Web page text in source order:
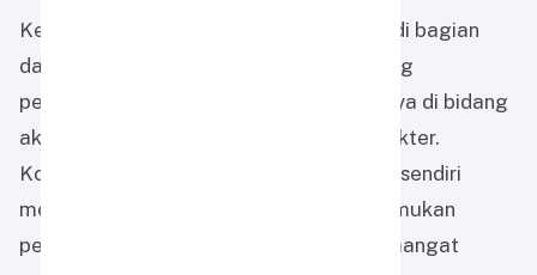
Keikutsertaan dua atlet muda ini menjadi bagian
dari komitmen sekolah dalam mendukung
pengembangan potensi siswa, tidak hanya di bidang
akademik tetapi juga olahraga dan karakter.
Kompetisi Muhammadiyah Games 2026 sendiri
menjadi ajang perdana yang mempertemukan
peserta dari berbagai daerah dalam semangat